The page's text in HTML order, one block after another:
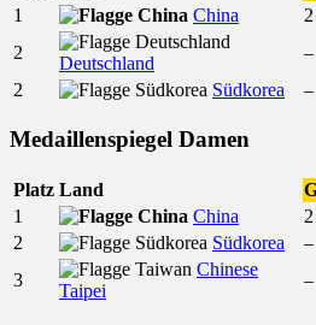
1
China 2
2
Deutschland
–
2
Südkorea –
Medaillenspiegel Damen
Platz Land
1
China 2
2
Südkorea –
3
Chinese
Taipei
–